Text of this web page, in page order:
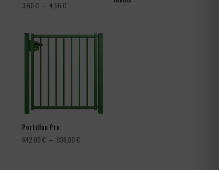
3,60€ – 4,56€Plage
3,60 €
Portillon Pro
642,00€ – 936,00€Plage